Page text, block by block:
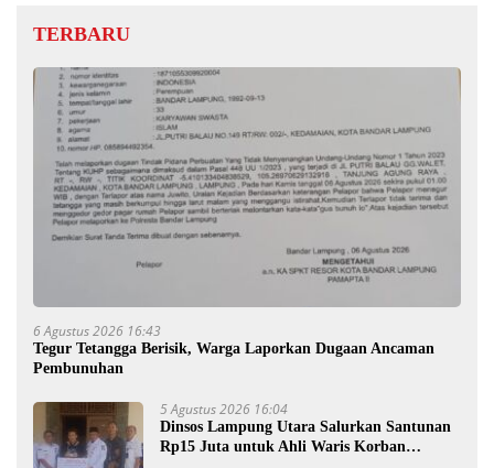
TERBARU
6 Agustus 2026 16:43
Tegur Tetangga Berisik, Warga Laporkan Dugaan Ancaman
Pembunuhan
5 Agustus 2026 16:04
Dinsos Lampung Utara Salurkan Santunan
Rp15 Juta untuk Ahli Waris Korban